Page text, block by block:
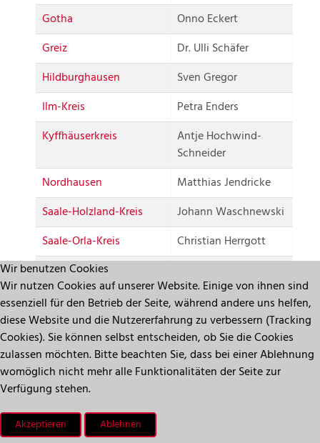
Gotha
Onno Eckert
Greiz
Dr. Ulli Schäfer
Hildburghausen
Sven Gregor
Ilm-Kreis
Petra Enders
Kyffhäuserkreis
Antje Hochwind-
Schneider
Nordhausen
Matthias Jendricke
Saale-Holzland-Kreis
Johann Waschnewski
Saale-Orla-Kreis
Christian Herrgott
Saalfeld-Rudolstadt
Schmalkalden-
Meiningen
Peggy Greiser
Sömmerda
Christian Karl
Sonneberg
Robert Sesselmann
Wartburgkreis
Wir benutzen Cookies
Wir nutzen Cookies auf unserer Website. Einige von ihnen sind
essenziell für den Betrieb der Seite, während andere uns helfen,
diese Website und die Nutzererfahrung zu verbessern (Tracking
Cookies). Sie können selbst entscheiden, ob Sie die Cookies
zulassen möchten. Bitte beachten Sie, dass bei einer Ablehnung
womöglich nicht mehr alle Funktionalitäten der Seite zur
Verfügung stehen.
Akzeptieren Ablehnen